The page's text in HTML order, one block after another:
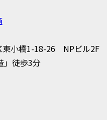
東小橋1-18-26 NPビル2F
」徒歩3分